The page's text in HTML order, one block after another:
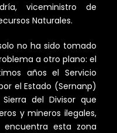
viceministro de
Naturales.
no ha sido tomado
a otro plano: el
años el Servicio
el Estado (Sernanp)
del Divisor que
y mineros ilegales,
esta zona